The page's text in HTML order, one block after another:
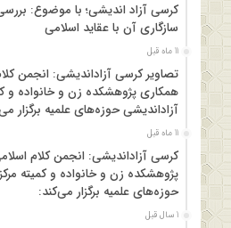
کرسی آزاد اندیشی؛ با موضوع: بررسی
سازگاری آن با عقاید اسلامی
11 ماه قبل
تصاویر کرسی آزاداندیشی: انجمن
همکاری پژوهشکده زن و خانواده و
آزاداندیشی حوزه‌های علمیه برگزار
11 ماه قبل
کرسی آزاداندیشی: انجمن کلام
پژوهشکده زن و خانواده و کمیته
حوزه‌های علمیه برگزار می‌کند:
1 سال قبل